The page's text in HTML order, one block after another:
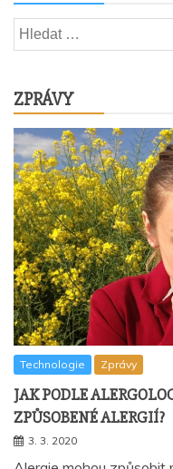
Vyhledávání
ZPRÁVY
Technologie Zprávy
JAK PODLE
ZPŮSOBENÉ ALERGIÍ?
3. 3. 2020